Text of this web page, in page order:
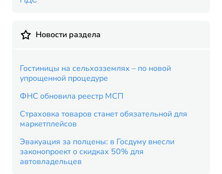
Новости раздела
Гостиницы на сельхозземлях – по новой
упрощенной процедуре
ФНС обновила реестр МСП
Страховка товаров станет обязательной для
маркетплейсов
Эвакуация за полцены: в Госдуму внесли
законопроект о скидках 50% для
автовладельцев